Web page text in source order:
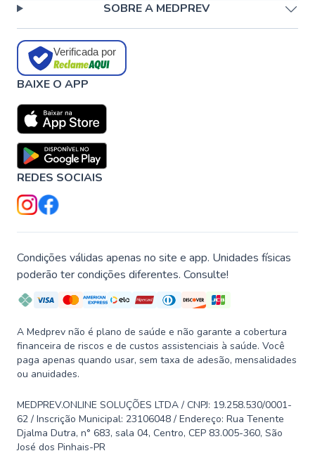
SOBRE A MEDPREV
Verificada por
BAIXE O APP
REDES SOCIAIS
Condições válidas apenas no site e app. Unidades físicas
poderão ter condições diferentes. Consulte!
A Medprev não é plano de saúde e não garante a cobertura
financeira de riscos e de custos assistenciais à saúde. Você
paga apenas quando usar, sem taxa de adesão, mensalidades
ou anuidades.
MEDPREV.ONLINE SOLUÇÕES LTDA / CNPJ: 19.258.530/0001-
62 / Inscrição Municipal: 23106048 / Endereço: Rua Tenente
Djalma Dutra, n° 683, sala 04, Centro, CEP 83.005-360, São
José dos Pinhais-PR